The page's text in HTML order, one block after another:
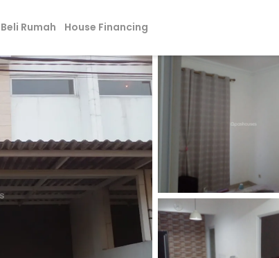
Beli Rumah House Financing